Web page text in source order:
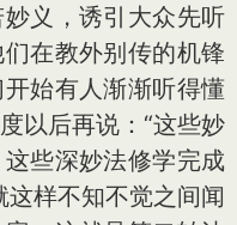
义，诱引大众先听
在教外别传的机锋
始有人渐渐听得懂
以后再说：“这些妙
些深妙法修学完成
这样不知不觉之间闻